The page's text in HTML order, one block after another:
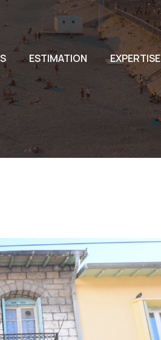
ESTIMATION EXPERTISE